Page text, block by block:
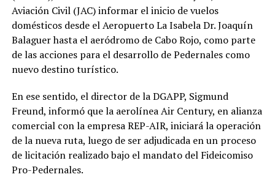
Aviación Civil (JAC) informar el inicio de vuelos
domésticos desde el Aeropuerto La Isabela Dr. Joaquín
Balaguer hasta el aeródromo de Cabo Rojo, como parte
de las acciones para el desarrollo de Pedernales como
nuevo destino turístico.
En ese sentido, el director de la DGAPP, Sigmund
Freund, informó que la aerolínea Air Century, en alianza
comercial con la empresa REP-AIR, iniciará la operación
de la nueva ruta, luego de ser adjudicada en un proceso
de licitación realizado bajo el mandato del Fideicomiso
Pro-Pedernales.